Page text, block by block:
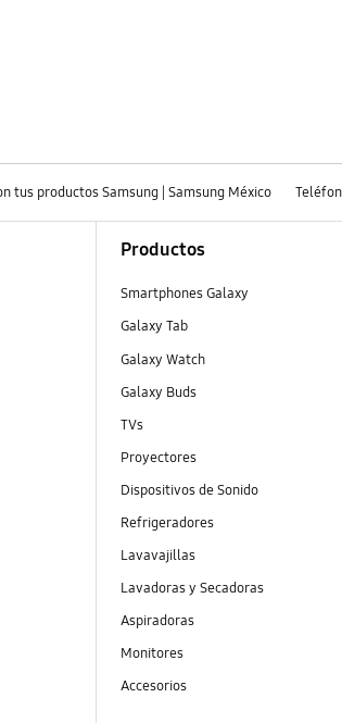
tus productos Samsung | Samsung México
Productos
Smartphones Galaxy
Galaxy Tab
Galaxy Watch
Galaxy Buds
TVs
Proyectores
Dispositivos de Sonido
Refrigeradores
Lavavajillas
Lavadoras y Secadoras
Aspiradoras
Monitores
Accesorios